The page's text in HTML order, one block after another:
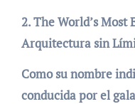
2. The World’s
Arquitectura sin
Como su nombre
conducida por el